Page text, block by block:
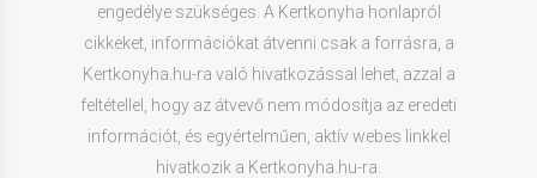
engedélye szükséges. A Kertkonyha honlapról
cikkeket, információkat átvenni csak a forrásra, a
Kertkonyha.hu-ra való hivatkozással lehet, azzal a
feltétellel, hogy az átvevő nem módosítja az eredeti
információt, és egyértelműen, aktív webes linkkel
hivatkozik a Kertkonyha.hu-ra.